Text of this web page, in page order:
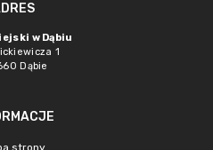
w Dąbiu
1
Dąbie
strony